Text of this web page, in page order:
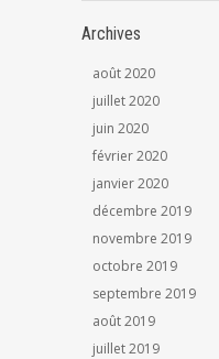
Archives
août 2020
juillet 2020
juin 2020
février 2020
janvier 2020
décembre 2019
novembre 2019
octobre 2019
septembre 2019
août 2019
juillet 2019